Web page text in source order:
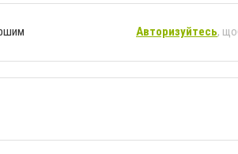
Авторизуйтесь,